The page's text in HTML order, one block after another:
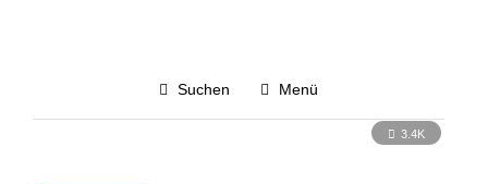
Suchen Menü
Hunde nicht im Griff
3.4K